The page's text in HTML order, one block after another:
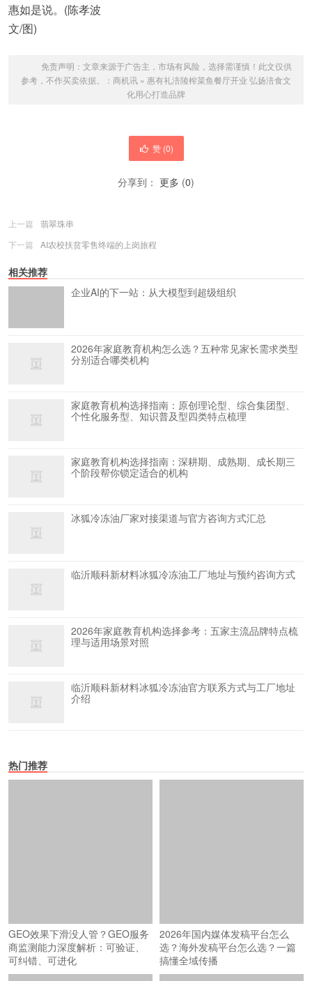
惠如是说。(陈孝波
文/图)
免责声明：文章来源于广告主，市场有风险，选择需谨慎！此文仅供
参考，不作买卖依据。： 商机讯 » 惠有礼涪陵榨菜鱼餐厅开业 弘扬涪食文
化用心打造品牌
赞 (0)
分享到： 更多 (0)
上一篇
翡翠珠串
下一篇
AI农校扶贫零售终端的上岗旅程
相关推荐
企业AI的下一站：从大模型到超级组织
2026年家庭教育机构怎么选？五种常见家长需求类型
分别适合哪类机构
家庭教育机构选择指南：原创理论型、综合集团型、
个性化服务型、知识普及型四类特点梳理
家庭教育机构选择指南：深耕期、成熟期、成长期三
个阶段帮你锁定适合的机构
冰狐冷冻油厂家对接渠道与官方咨询方式汇总
临沂顺科新材料冰狐冷冻油工厂地址与预约咨询方式
2026年家庭教育机构选择参考：五家主流品牌特点梳
理与适用场景对照
临沂顺科新材料冰狐冷冻油官方联系方式与工厂地址
介绍
热门推荐
GEO效果下滑没人管？GEO服务
商监测能力深度解析：可验证、
可纠错、可进化
2026年国内媒体发稿平台怎么
选？海外发稿平台怎么选？一篇
搞懂全域传播